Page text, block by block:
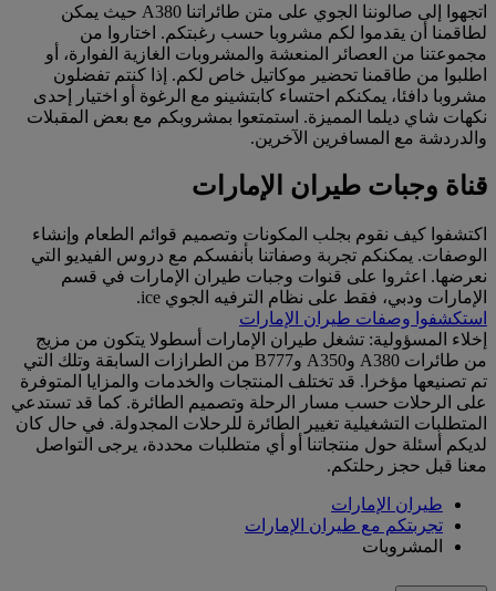
اتجهوا إلى صالوننا الجوي على متن طائراتنا A380 حيث يمكن
لطاقمنا أن يقدموا لكم مشروبا حسب رغبتكم. اختاروا من
مجموعتنا من العصائر المنعشة والمشروبات الغازية الفوارة، أو
اطلبوا من طاقمنا تحضير موكاتيل خاص لكم. إذا كنتم تفضلون
مشروبا دافئا، يمكنكم احتساء كابتشينو مع الرغوة أو اختيار إحدى
نكهات شاي ديلما المميزة. استمتعوا بمشروبكم مع بعض المقبلات
والدردشة مع المسافرين الآخرين.
قناة وجبات طيران الإمارات
اكتشفوا كيف نقوم بجلب المكونات وتصميم قوائم الطعام وإنشاء
الوصفات. يمكنكم تجربة وصفاتنا بأنفسكم مع دروس الفيديو التي
نعرضها. اعثروا على قنوات وجبات طيران الإمارات في قسم
الإمارات ودبي، فقط على نظام الترفيه الجوي ice.
استكشفوا وصفات طيران الإمارات
إخلاء المسؤولية: تشغل طيران الإمارات أسطولا يتكون من مزيج
من طائرات A380 وA350 وB777 من الطرازات السابقة وتلك التي
تم تصنيعها مؤخرا. قد تختلف المنتجات والخدمات والمزايا المتوفرة
على الرحلات حسب مسار الرحلة وتصميم الطائرة. كما قد تستدعي
المتطلبات التشغيلية تغيير الطائرة للرحلات المجدولة. في حال كان
لديكم أسئلة حول منتجاتنا أو أي متطلبات محددة، يرجى التواصل
معنا قبل حجز رحلتكم.
طيران الإمارات
تجربتكم مع طيران الإمارات
المشروبات